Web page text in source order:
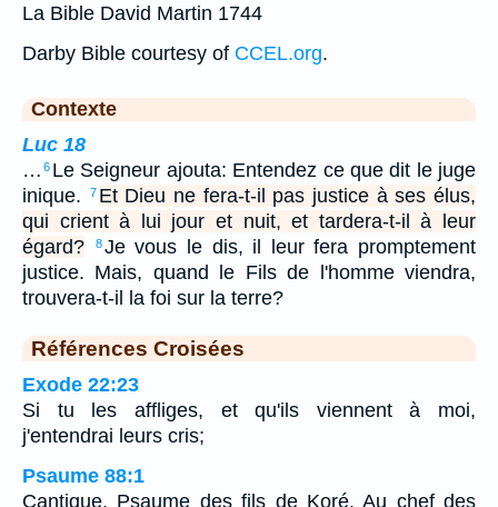
La Bible David Martin 1744
Darby Bible courtesy of CCEL.org.
Contexte
Luc 18
… 6 Le Seigneur ajouta: Entendez ce que dit le juge
inique.
7 Et Dieu ne fera-t-il pas justice à ses élus,
qui crient à lui jour et nuit, et tardera-t-il à leur
égard?
8Je vous le dis, il leur fera promptement
justice. Mais, quand le Fils de l'homme viendra,
trouvera-t-il la foi sur la terre?
Références Croisées
Exode 22:23
Si tu les affliges, et qu'ils viennent à moi,
j'entendrai leurs cris;
Psaume 88:1
Cantique. Psaume des fils de Koré. Au chef des